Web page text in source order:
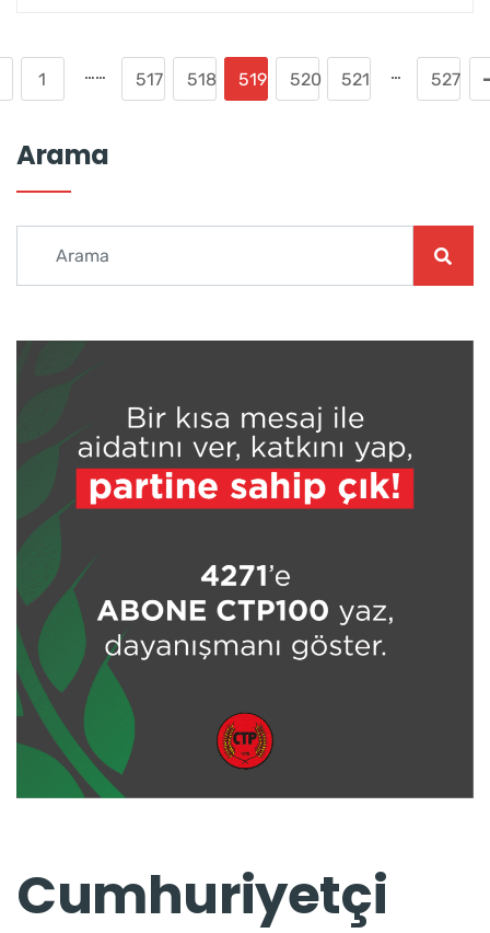
1 …… 517 518 519 520 521 … 527
Arama
Cumhuriyetçi